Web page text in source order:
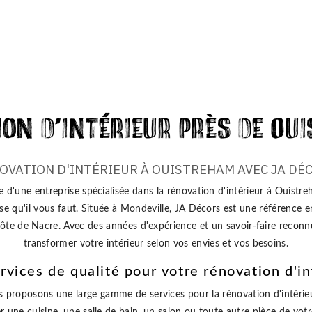
d'intérieur près de
D'INTÉRIEUR À OUISTREHAM AVEC JA
d'une entreprise spécialisée dans la rénovation d'intérieur à
qu'il vous faut. Située à Mondeville, JA Décors est une référence
de Nacre. Avec des années d'expérience et un savoir-faire
transformer votre intérieur selon vos envies et vos besoins.
de qualité pour votre rénovation
proposons une large gamme de services pour la rénovation